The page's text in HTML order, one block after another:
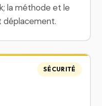
la méthode et le
déplacement.
SÉCURITÉ